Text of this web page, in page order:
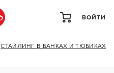
ВОЙТИ
СТАЙЛИНГ В БАНКАХ И ТЮБИКАХ